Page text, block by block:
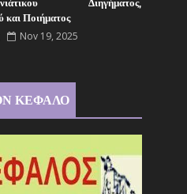
Διηγήματος,
και Ποιήματος
Nov 19, 2025
ΚΕΦΑΛΟ